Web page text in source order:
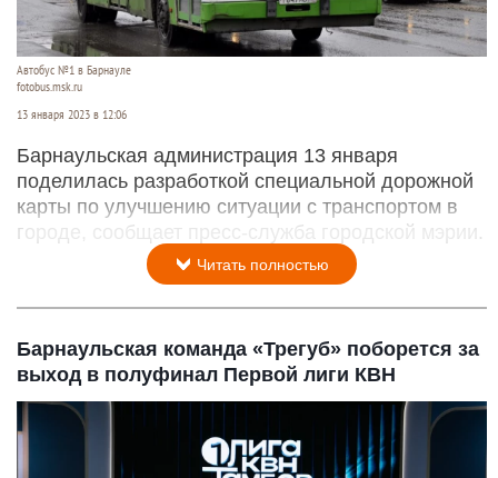
Автобус №1 в Барнауле
fotobus.msk.ru
13 января 2023 в 12:06
Барнаульская администрация 13 января
поделилась разработкой специальной дорожной
карты по улучшению ситуации с транспортом в
городе, сообщает пресс-служба городской мэрии.
Читать полностью
Барнаульская команда «Трегуб» поборется за
выход в полуфинал Первой лиги КВН